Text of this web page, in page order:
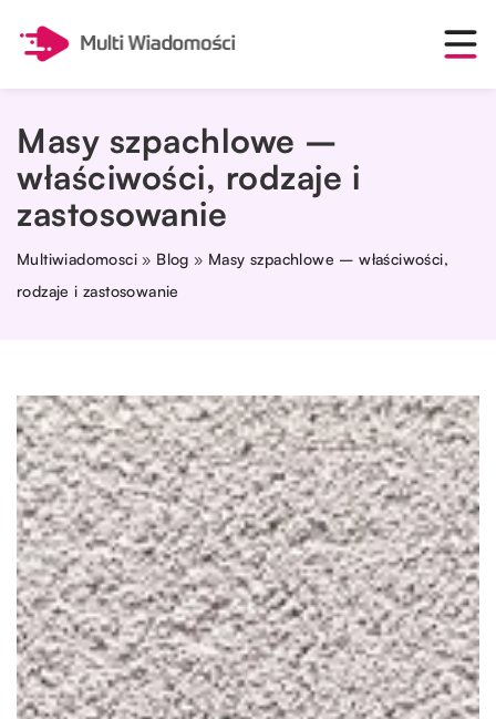
Masy szpachlowe –
właściwości, rodzaje i
zastosowanie
Multiwiadomosci » Blog » Masy szpachlowe – właściwości,
rodzaje i zastosowanie